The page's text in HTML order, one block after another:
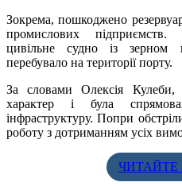
Зокрема, пошкоджено
промислових
цивільне судно із
перебувало на території порту.
За словами Олексія Кулеби,
характер і була
інфраструктуру. Попри
роботу з дотриманням усіх
ЧИТАЙТЕ